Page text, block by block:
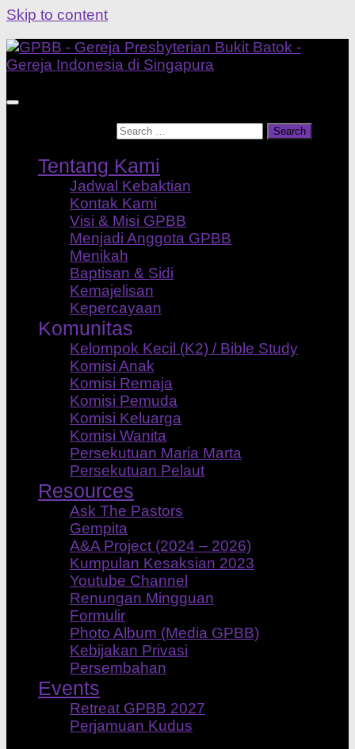
Skip to content
Tentang Kami
Jadwal Kebaktian
Kontak Kami
Visi & Misi GPBB
Menjadi Anggota GPBB
Menikah
Baptisan & Sidi
Kemajelisan
Kepercayaan
Komunitas
Kelompok Kecil (K2) / Bible Study
Komisi Anak
Komisi Remaja
Komisi Pemuda
Komisi Keluarga
Komisi Wanita
Persekutuan Maria Marta
Persekutuan Pelaut
Resources
Ask The Pastors
Gempita
A&A Project (2024 – 2026)
Kumpulan Kesaksian 2023
Youtube Channel
Renungan Mingguan
Formulir
Photo Album (Media GPBB)
Kebijakan Privasi
Persembahan
Events
Retreat GPBB 2027
Perjamuan Kudus